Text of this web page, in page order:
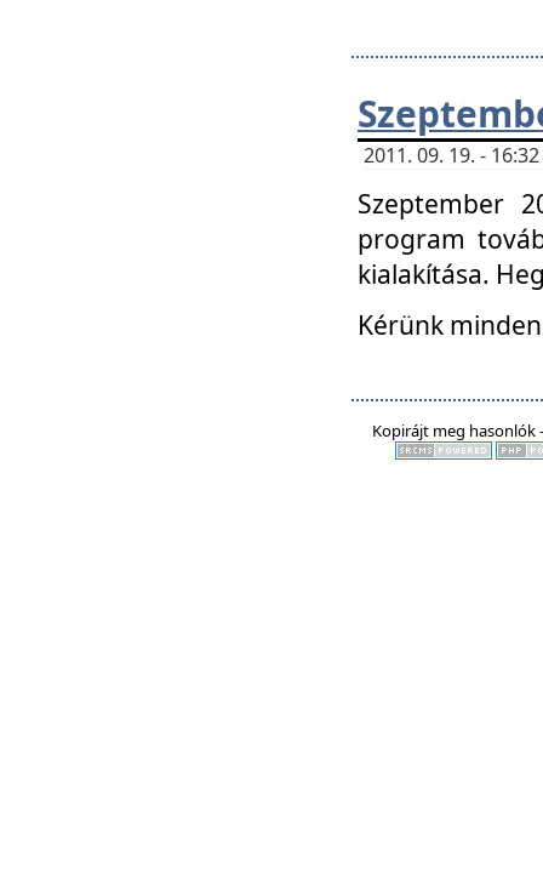
2011. 09. 19. -
Szeptember
program
kialakítása.
Kérünk
Kopirájt meg hasonlók